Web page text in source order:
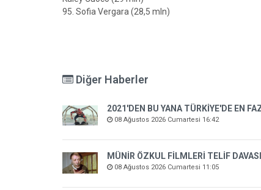
95. Sofia Vergara (28,5 mln)
Diğer Haberler
2021'DEN BU YANA TÜRKİYE'DE EN
08 Ağustos 2026 Cumartesi 16:42
MÜNİR ÖZKUL FİLMLERİ TELİF
08 Ağustos 2026 Cumartesi 11:05